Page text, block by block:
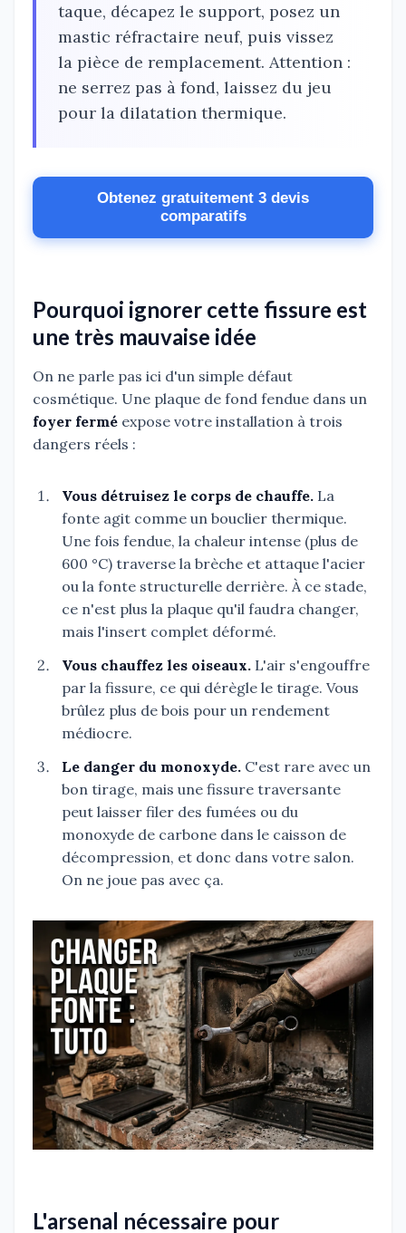
taque, décapez le support, posez un
mastic réfractaire neuf, puis vissez
la pièce de remplacement. Attention :
ne serrez pas à fond, laissez du jeu
pour la dilatation thermique.
Obtenez gratuitement 3 devis
comparatifs
Pourquoi ignorer cette fissure est
une très mauvaise idée
On ne parle pas ici d'un simple défaut
cosmétique. Une plaque de fond fendue dans un
foyer fermé expose votre installation à trois
dangers réels :
Vous détruisez le corps de chauffe. La
fonte agit comme un bouclier thermique.
Une fois fendue, la chaleur intense (plus de
600 °C) traverse la brèche et attaque l'acier
ou la fonte structurelle derrière. À ce stade,
ce n'est plus la plaque qu'il faudra changer,
mais l'insert complet déformé.
Vous chauffez les oiseaux. L'air s'engouffre
par la fissure, ce qui dérègle le tirage. Vous
brûlez plus de bois pour un rendement
médiocre.
Le danger du monoxyde. C'est rare avec un
bon tirage, mais une fissure traversante
peut laisser filer des fumées ou du
monoxyde de carbone dans le caisson de
décompression, et donc dans votre salon.
On ne joue pas avec ça.
L'arsenal nécessaire pour